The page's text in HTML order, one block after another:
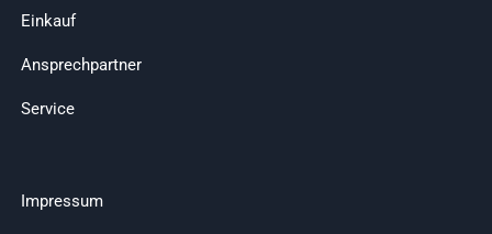
Einkauf
Ansprechpartner
Service
Impressum